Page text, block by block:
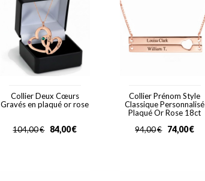
Collier Deux Cœurs
Gravés en plaqué or rose
€
104,00 €
84,00
Collier Prénom Style
Classique Personnalisé
Plaqué Or Rose 18ct
€
94,00 €
74,00